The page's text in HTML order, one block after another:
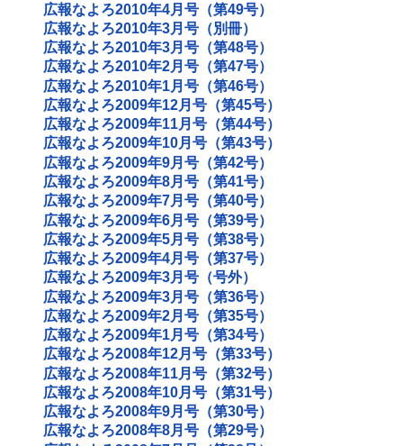
広報なよろ2010年4月号（第49号）
広報なよろ2010年3月号（別冊）
広報なよろ2010年3月号（第48号）
広報なよろ2010年2月号（第47号）
広報なよろ2010年1月号（第46号）
広報なよろ2009年12月号（第45号）
広報なよろ2009年11月号（第44号）
広報なよろ2009年10月号（第43号）
広報なよろ2009年9月号（第42号）
広報なよろ2009年8月号（第41号）
広報なよろ2009年7月号（第40号）
広報なよろ2009年6月号（第39号）
広報なよろ2009年5月号（第38号）
広報なよろ2009年4月号（第37号）
広報なよろ2009年3月号（号外）
広報なよろ2009年3月号（第36号）
広報なよろ2009年2月号（第35号）
広報なよろ2009年1月号（第34号）
広報なよろ2008年12月号（第33号）
広報なよろ2008年11月号（第32号）
広報なよろ2008年10月号（第31号）
広報なよろ2008年9月号（第30号）
広報なよろ2008年8月号（第29号）